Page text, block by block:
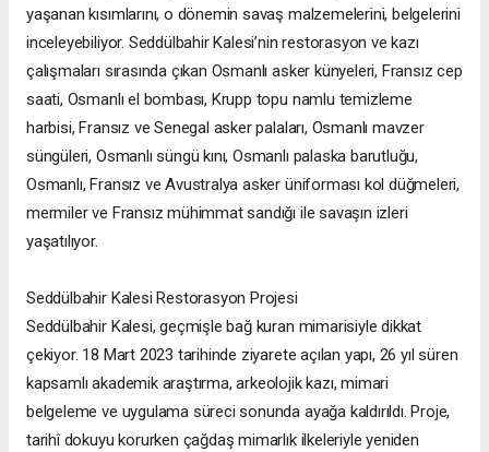
yaşanan kısımlarını, o dönemin savaş malzemelerini, belgelerini
inceleyebiliyor. Seddülbahir Kalesi’nin restorasyon ve kazı
çalışmaları sırasında çıkan Osmanlı asker künyeleri, Fransız cep
saati, Osmanlı el bombası, Krupp topu namlu temizleme
harbisi, Fransız ve Senegal asker palaları, Osmanlı mavzer
süngüleri, Osmanlı süngü kını, Osmanlı palaska barutluğu,
Osmanlı, Fransız ve Avustralya asker üniforması kol düğmeleri,
mermiler ve Fransız mühimmat sandığı ile savaşın izleri
yaşatılıyor.
Seddülbahir Kalesi Restorasyon Projesi
Seddülbahir Kalesi, geçmişle bağ kuran mimarisiyle dikkat
çekiyor. 18 Mart 2023 tarihinde ziyarete açılan yapı, 26 yıl süren
kapsamlı akademik araştırma, arkeolojik kazı, mimari
belgeleme ve uygulama süreci sonunda ayağa kaldırıldı. Proje,
tarihî dokuyu korurken çağdaş mimarlık ilkeleriyle yeniden